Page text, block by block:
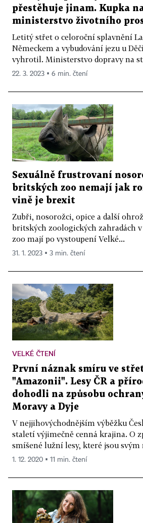
přestěhuje jinam. Kupka
ministerstvo životního
Letitý střet o celoroční splavnění
Německem a vybudování jezu u
vyhrotil. Ministerstvo dopravy na
22. 3. 2023 ▪ 6 min. čtení
Sexuálně frustrovaní
britských zoo nemají jak
vině je brexit
Zubři, nosorožci, opice a další
britských zoologických zahradách
zoo mají po vystoupení Velké...
31. 1. 2023 ▪ 3 min. čtení
VELKÉ ČTENÍ
První náznak smíru ve
"Amazonii". Lesy ČR a
dohodli na způsobu
Moravy a Dyje
V nejjihovýchodnějším výběžku
staletí výjimečně cenná krajina. O
smíšené lužní lesy, které jsou svým
1. 12. 2020 ▪ 11 min. čtení